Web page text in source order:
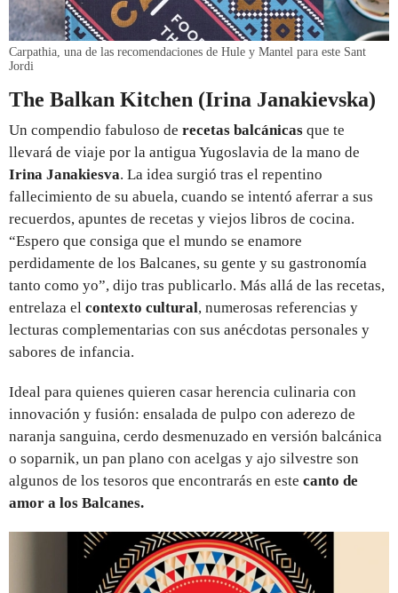
Carpathia, una de las recomendaciones de Hule y Mantel para este Sant
Jordi
The Balkan Kitchen (Irina Janakievska)
Un compendio fabuloso de recetas balcánicas que te
llevará de viaje por la antigua Yugoslavia de la mano de
Irina Janakiesva. La idea surgió tras el repentino
fallecimiento de su abuela, cuando se intentó aferrar a sus
recuerdos, apuntes de recetas y viejos libros de cocina.
“Espero que consiga que el mundo se enamore
perdidamente de los Balcanes, su gente y su gastronomía
tanto como yo”, dijo tras publicarlo. Más allá de las recetas,
entrelaza el contexto cultural, numerosas referencias y
lecturas complementarias con sus anécdotas personales y
sabores de infancia.
Ideal para quienes quieren casar herencia culinaria con
innovación y fusión: ensalada de pulpo con aderezo de
naranja sanguina, cerdo desmenuzado en versión balcánica
o soparnik, un pan plano con acelgas y ajo silvestre son
algunos de los tesoros que encontrarás en este canto de
amor a los Balcanes.